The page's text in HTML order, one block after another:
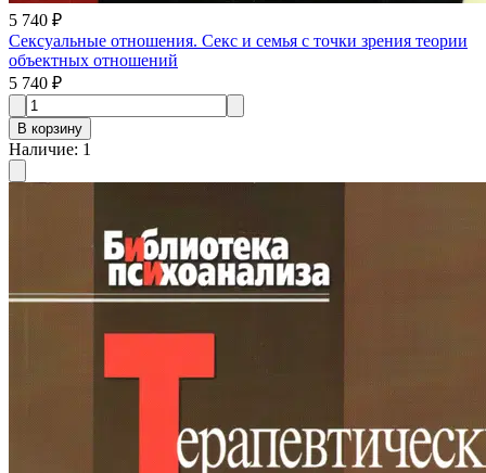
5 740 ₽
Сексуальные отношения. Секс и семья с точки зрения теории
объектных отношений
5 740 ₽
В корзину
Наличие: 1